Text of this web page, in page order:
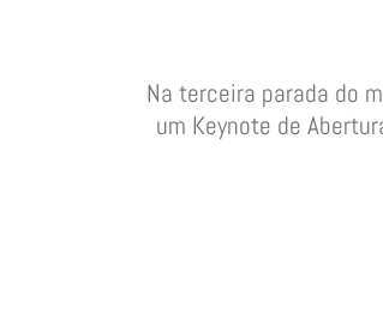
Na terceira parada do
um Keynote de